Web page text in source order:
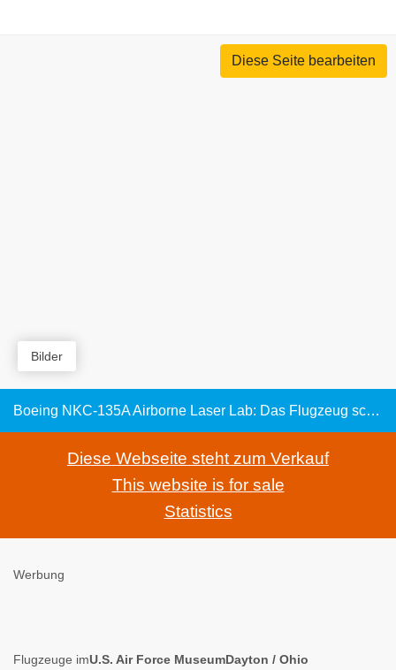
Diese Seite bearbeiten
Bilder
Boeing NKC-135A Airborne Laser Lab: Das Flugzeug schoss mit Laser auf andere Flugobjekte
Diese Webseite steht zum Verkauf
This website is for sale
Statistics
Werbung
Flugzeuge imU.S. Air Force MuseumDayton / Ohio